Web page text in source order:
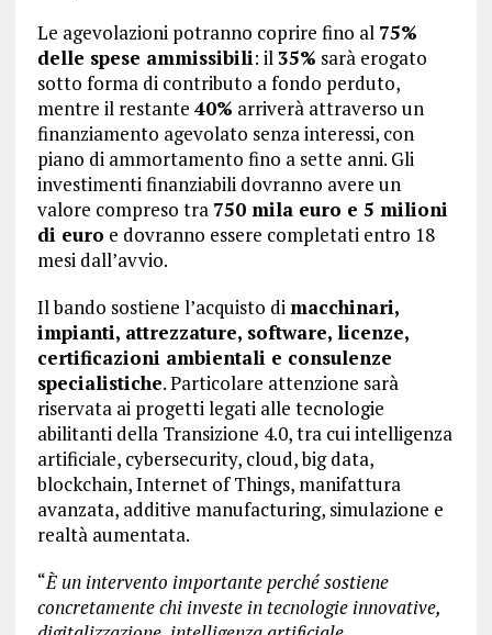
Le agevolazioni potranno coprire fino al 75%
delle spese ammissibili: il35% sarà erogato
sotto forma di contributo a fondo perduto,
mentre il restante 40% arriverà attraverso un
finanziamento agevolato senza interessi, con
piano di ammortamento fino a sette anni. Gli
investimenti finanziabili dovranno avere un
valore compreso tra 750 mila euro e 5 milioni
di euro e dovranno essere completati entro 18
mesi dall’avvio.
Il bando sostiene l’acquisto di macchinari,
impianti, attrezzature, software, licenze,
certificazioni ambientali e consulenze
specialistiche. Particolare attenzione sarà
riservata ai progetti legati alle tecnologie
abilitanti della Transizione 4.0, tra cui intelligenza
artificiale, cybersecurity, cloud, big data,
blockchain, Internet of Things, manifattura
avanzata, additive manufacturing, simulazione e
realtà aumentata.
“È un intervento importante perché sostiene
concretamente chi investe in tecnologie innovative,